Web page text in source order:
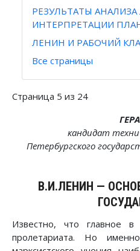
РЕЗУЛЬТАТЫ
ИНТЕРПРЕТАЦИИ
ЛЕНИН И РАБОЧИЙ
Все страницы
Страница 5 из 24
кандидат
Петербургского
В.И.ЛЕНИН —
Известно, что главное
пролетариата. Но